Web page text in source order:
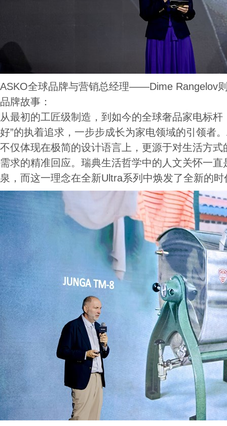
ASKO全球品牌与营销总经理——Dime Rangelov
品牌故事：
从最初的工匠级制造，到如今的全球奢品家电标杆
好”的执着追求，一步步成长为家电领域的引领者
不仅体现在极简的设计语言上，更源于对生活方
需求的精准回应。瑞典生活哲学中的人文关怀一
泉，而这一理念在全新Ultra系列中焕发了全新的